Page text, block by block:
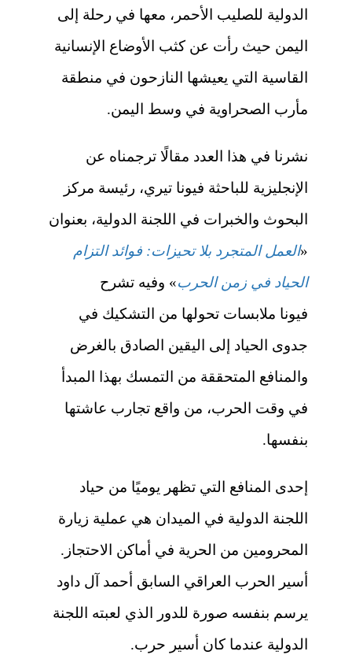
الدولية للصليب الأحمر، معها في رحلة إلى
اليمن حيث رأت عن كثب
الأوضاع الإنسانية
القاسية التي يعيشها النازحون في منطقة
مأرب الصحراوية في وسط اليمن.
نشرنا في هذا العدد مقالًا ترجمناه عن
الإنجليزية للباحثة فيونا تيري، رئيسة مركز
البحوث والخبرات في اللجنة الدولية، بعنوان
«العمل المتجرد بلا تحيزات: فوائد التزام
الحياد في زمن الحرب» وفيه تشرح
فيونا ملابسات تحولها من التشكيك في
جدوى الحياد إلى اليقين الصادق بالغرض
والمنافع المتحققة من التمسك بهذا المبدأ
في وقت الحرب، من واقع تجارب عاشتها
بنفسها.
إحدى المنافع التي تظهر يوميًا من حياد
اللجنة الدولية في الميدان هي عملية زيارة
المحرومين من الحرية في أماكن الاحتجاز.
أسير الحرب العراقي السابق أحمد آل داود
يرسم بنفسه صورة للدور الذي لعبته اللجنة
الدولية عندما كان أسير حرب.